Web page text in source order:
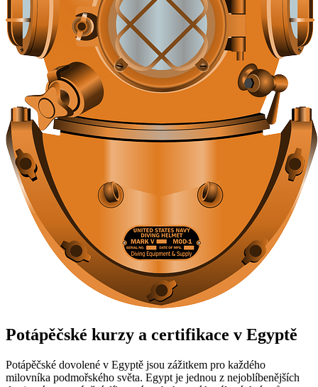
Potápěčské kurzy a certifikace v Egyptě
Potápěčské dovolené v Egyptě jsou zážitkem pro každého
milovníka podmořského světa. Egypt je jednou z nejoblíbenějších